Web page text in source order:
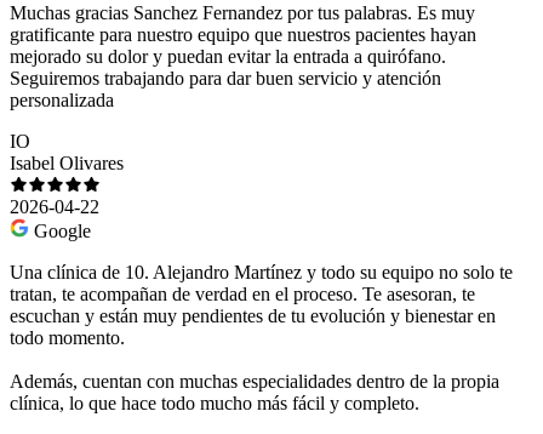
Muchas gracias Sanchez Fernandez por tus palabras. Es muy
gratificante para nuestro equipo que nuestros pacientes hayan
mejorado su dolor y puedan evitar la entrada a quirófano.
Seguiremos trabajando para dar buen servicio y atención
personalizada
IO
Isabel Olivares
2026-04-22
Google
Una clínica de 10. Alejandro Martínez y todo su equipo no solo te
tratan, te acompañan de verdad en el proceso. Te asesoran, te
escuchan y están muy pendientes de tu evolución y bienestar en
todo momento.
Además, cuentan con muchas especialidades dentro de la propia
clínica, lo que hace todo mucho más fácil y completo.